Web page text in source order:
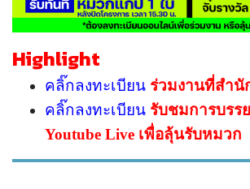
Highlight
คลิ๊กลงทะเบียน ร่วมงานที่สำ
คลิ๊กลงทะเบียน รับชมการบรร
Youtube Live เพื่อลุ้นรับหมวก